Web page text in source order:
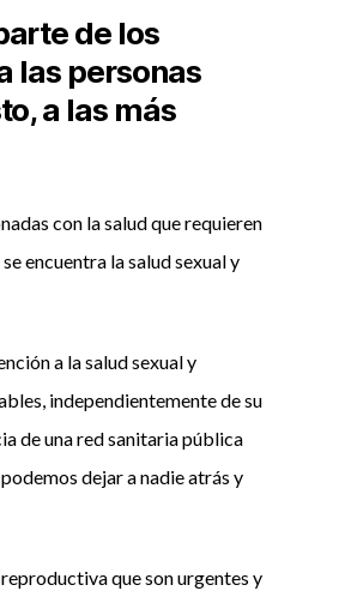
de los
las personas
a las más
con la salud que requieren
encuentra la salud sexual y
a la salud sexual y
independientemente de su
de una red sanitaria pública
dejar a nadie atrás y
que son urgentes y